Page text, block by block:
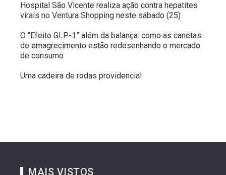
Hospital São Vicente realiza ação contra hepatites
virais no Ventura Shopping neste sábado (25)
O “Efeito GLP-1” além da balança: como as canetas
de emagrecimento estão redesenhando o mercado
de consumo
Uma cadeira de rodas providencial
MAIS VISTOS